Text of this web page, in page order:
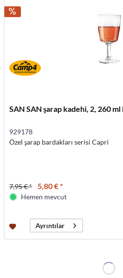
SAN SAN şarap kadehi, 2, 260
929178
Özel şarap bardakları serisi Capri
7,95 € * 5,80 € *
Hemen mevcut
Ayrıntılar